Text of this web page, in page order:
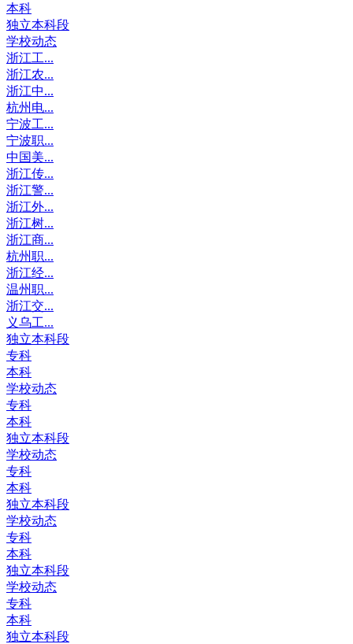
本科
独立本科段
学校动态
浙江工...
浙江农...
浙江中...
杭州电...
宁波工...
宁波职...
中国美...
浙江传...
浙江警...
浙江外...
浙江树...
浙江商...
杭州职...
浙江经...
温州职...
浙江交...
义乌工...
独立本科段
专科
本科
学校动态
专科
本科
独立本科段
学校动态
专科
本科
独立本科段
学校动态
专科
本科
独立本科段
学校动态
专科
本科
独立本科段